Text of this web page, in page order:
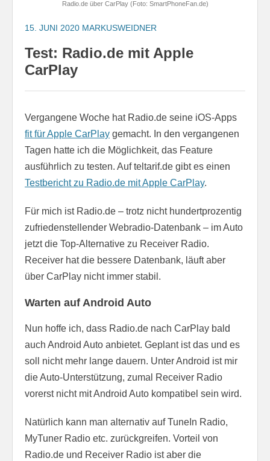
Radio.de über CarPlay (Foto: SmartPhoneFan.de)
15. JUNI 2020 MARKUSWEIDNER
Test: Radio.de mit Apple
CarPlay
Vergangene Woche hat Radio.de seine iOS-Apps
fit für Apple CarPlay gemacht. In den vergangenen
Tagen hatte ich die Möglichkeit, das Feature
ausführlich zu testen. Auf teltarif.de gibt es einen
Testbericht zu Radio.de mit Apple CarPlay.
Für mich ist Radio.de – trotz nicht hundertprozentig
zufriedenstellender Webradio-Datenbank – im Auto
jetzt die Top-Alternative zu Receiver Radio.
Receiver hat die bessere Datenbank, läuft aber
über CarPlay nicht immer stabil.
Warten auf Android Auto
Nun hoffe ich, dass Radio.de nach CarPlay bald
auch Android Auto anbietet. Geplant ist das und es
soll nicht mehr lange dauern. Unter Android ist mir
die Auto-Unterstützung, zumal Receiver Radio
vorerst nicht mit Android Auto kompatibel sein wird.
Natürlich kann man alternativ auf TuneIn Radio,
MyTuner Radio etc. zurückgreifen. Vorteil von
Radio.de und Receiver Radio ist aber die